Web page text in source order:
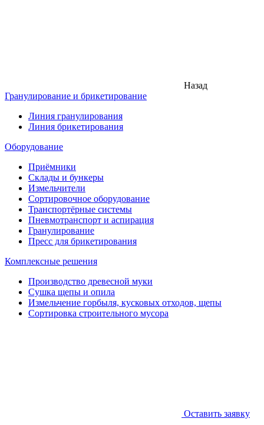
Назад
Гранулирование и брикетирование
Линия гранулирования
Линия брикетирования
Оборудование
Приёмники
Склады и бункеры
Измельчители
Сортировочное оборудование
Транспортёрные системы
Пневмотранспорт и аспирация
Гранулирование
Пресс для брикетирования
Комплексные решения
Производство древесной муки
Сушка щепы и опила
Измельчение горбыля, кусковых отходов, щепы
Сортировка строительного мусора
Оставить заявку